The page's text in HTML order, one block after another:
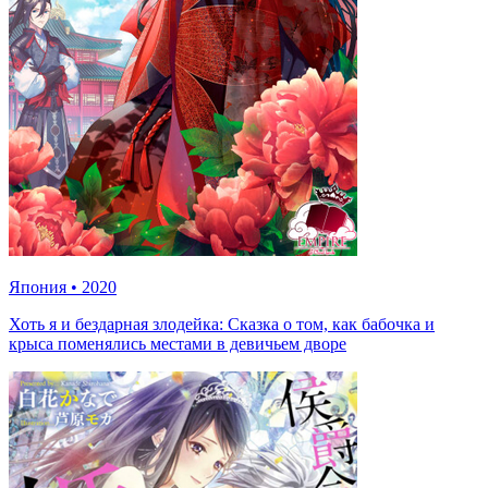
Япония • 2020
Хоть я и бездарная злодейка: Сказка о том, как бабочка и
крыса поменялись местами в девичьем дворе